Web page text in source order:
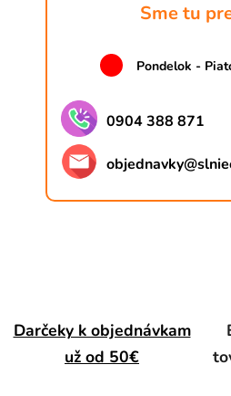
Sme tu
Pondelok -
0904 388 871
objednavky@
Darčeky k objednávkam
už od 50€